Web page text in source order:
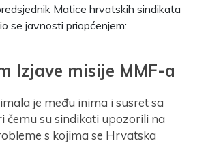
Matice hrvatskih sindikata
se javnosti priopćenjem:
Izjave misije MMF-a
je među inima i susret sa
čemu su sindikati upozorili na
s kojima se Hrvatska